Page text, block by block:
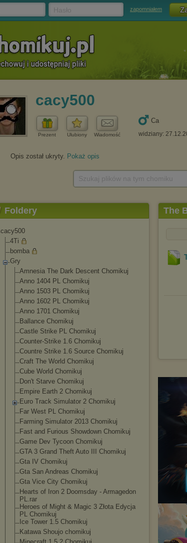
zapomniałem
cacy500
Prezent Ulubiony Wiadomość
Ca
widziany:
Opis został ukryty. Pokaż opis
Foldery
cacy500
4Ti
bomba
Gry
Amnesia The Dark Descent Chomikuj
Anno 1404 PL Chomikuj
Anno 1503 PL Chomikuj
Anno 1602 PL Chomikuj
Anno 1701 Chomikuj
Ballance Chomikuj
Castle Strike PL Chomikuj
Counter-Strike 1.6 Chomikuj
Countre Strike 1.6 Source Chomikuj
Craft The World Chomikuj
Cube World Chomikuj
Don't Starve Chomikuj
Empire Earth 2 Chomikuj
Euro Track Simulator 2 Chomikuj
Far West PL Chomikuj
Farming Simulator 2013 Chomikuj
Fast and Furious Showdown Chomikuj
Game Dev Tycoon Chomikuj
GTA 3 Grand Theft Auto III Chomikuj
Gta IV Chomikuj
Gta San Andreas Chomikuj
Gta Vice City Chomikuj
Hearts of Iron 2 Doomsday - Armagedon
PL.rar
Heroes of Might & Magic 3 Złota Edycja
PL Chomikuj
Ice Tower 1.5 Chomikuj
Katawa Shoujo chomikuj
The